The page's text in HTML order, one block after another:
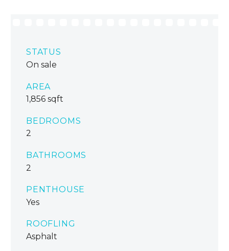
STATUS
On sale
AREA
1,856 sqft
BEDROOMS
2
BATHROOMS
2
PENTHOUSE
Yes
ROOFLING
Asphalt